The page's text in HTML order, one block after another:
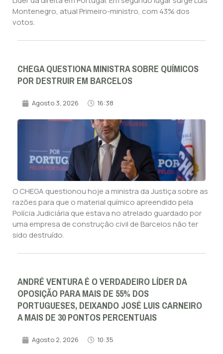
Montenegro, atual Primeiro-ministro, com 43% dos
votos.
CHEGA QUESTIONA MINISTRA SOBRE QUÍMICOS
POR DESTRUIR EM BARCELOS
Agosto 3, 2026 16:38
O CHEGA questionou hoje a ministra da Justiça sobre as
razões para que o material químico apreendido pela
Polícia Judiciária que estava no atrelado guardado por
uma empresa de construção civil de Barcelos não ter
sido destruído.
ANDRÉ VENTURA É O VERDADEIRO LÍDER DA
OPOSIÇÃO PARA MAIS DE 55% DOS
PORTUGUESES, DEIXANDO JOSÉ LUIS CARNEIRO
A MAIS DE 30 PONTOS PERCENTUAIS
Agosto 2, 2026 10:35